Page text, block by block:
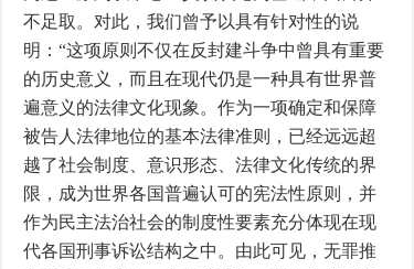
不足取。对此，我们曾予以具有针对性的说
明：“这项原则不仅在反封建斗争中曾具有重要
的历史意义，而且在现代仍是一种具有世界普
遍意义的法律文化现象。作为一项确定和保障
被告人法律地位的基本法律准则，已经远远超
越了社会制度、意识形态、法律文化传统的界
限，成为世界各国普遍认可的宪法性原则，并
作为民主法治社会的制度性要素充分体现在现
代各国刑事诉讼结构之中。由此可见，无罪推